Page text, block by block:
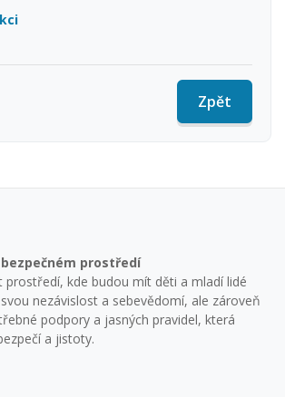
Zpět
prostředí
prostředí, kde budou mít děti a mladí lidé
nezávislost a sebevědomí, ale zároveň
podpory a jasných pravidel, která
a jistoty.